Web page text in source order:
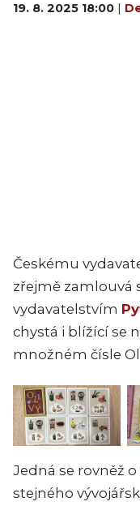
19. 8. 2025 18:00 |
Českému
zřejmě zamlouvá
vydavatelstvím
chystá i blížící se
množném čísle
Jedná se rovněž
stejného